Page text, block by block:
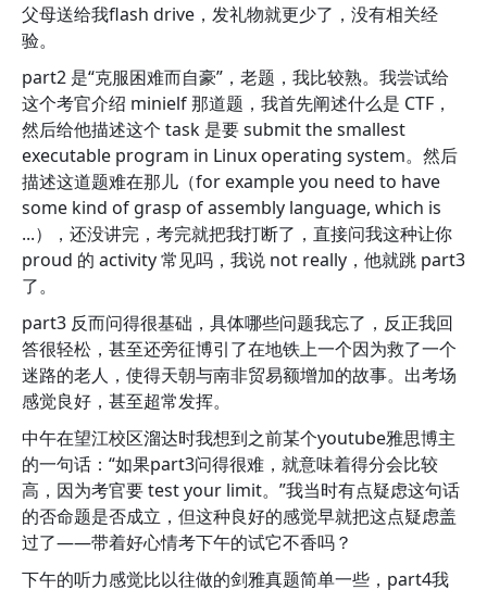
父母送给我flash drive，发礼物就更少了，没有相关经
验。
part2 是“克服困难而自豪”，老题，我比较熟。我尝试给
这个考官介绍 minielf 那道题，我首先阐述什么是 CTF，
然后给他描述这个 task 是要 submit the smallest
executable program in Linux operating system。然后
描述这道题难在那儿（for example you need to have
some kind of grasp of assembly language, which is
...），还没讲完，考完就把我打断了，直接问我这种让你
proud 的 activity 常见吗，我说 not really，他就跳 part3
了。
part3 反而问得很基础，具体哪些问题我忘了，反正我回
答很轻松，甚至还旁征博引了在地铁上一个因为救了一个
迷路的老人，使得天朝与南非贸易额增加的故事。出考场
感觉良好，甚至超常发挥。
中午在望江校区溜达时我想到之前某个youtube雅思博主
的一句话：“如果part3问得很难，就意味着得分会比较
高，因为考官要 test your limit。”我当时有点疑虑这句话
的否命题是否成立，但这种良好的感觉早就把这点疑虑盖
过了——带着好心情考下午的试它不香吗？
下午的听力感觉比以往做的剑雅真题简单一些，part4我